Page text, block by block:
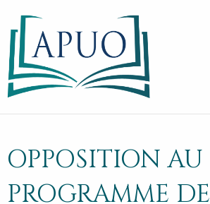
OPPOSITION AU
PROGRAMME DE